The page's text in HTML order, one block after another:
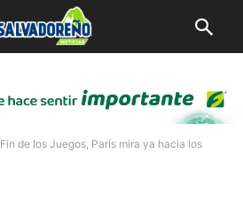
Fin de los Juegos, París mira ya hacia los